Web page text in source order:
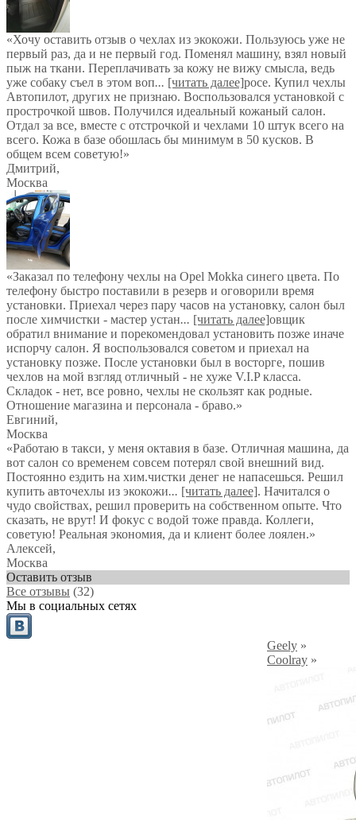
«Хочу оставить отзыв о чехлах из экокожи. Пользуюсь уже не
первый раз, да и не первый год. Поменял машину, взял новый
пыж на ткани. Переплачивать за кожу не вижу смысла, ведь
уже собаку съел в этом воп... [читать далее]росе. Купил чехлы
Автопилот, других не признаю. Воспользовался установкой с
прострочкой швов. Получился идеальный кожаный салон.
Отдал за все, вместе с отстрочкой и чехлами 10 штук всего на
всего. Кожа в базе обошлась бы минимум в 50 кусков. В
общем всем советую!»
Дмитрий,
Москва
«Заказал по телефону чехлы на Opel Mokka синего цвета. По
телефону быстро поставили в резерв и оговорили время
установки. Приехал через пару часов на установку, салон был
после химчистки - мастер устан... [читать далее]овщик
обратил внимание и порекомендовал установить позже иначе
испорчу салон. Я воспользовался советом и приехал на
установку позже. После установки был в восторге, пошив
чехлов на мой взгляд отличный - не хуже V.I.P класса.
Складок - нет, все ровно, чехлы не скользят как родные.
Отношение магазина и персонала - браво.»
Евгиний,
Москва
«Работаю в такси, у меня октавия в базе. Отличная машина, да
вот салон со временем совсем потерял свой внешний вид.
Постоянно ездить на хим.чистки денег не напасешься. Решил
купить авточехлы из экокожи... [читать далее]. Начитался о
чудо свойствах, решил проверить на собственном опыте. Что
сказать, не врут! И фокус с водой тоже правда. Коллеги,
советую! Реальная экономия, да и клиент более лоялен.»
Алексей,
Москва
Оставить отзыв
Все отзывы (32)
Мы в социальных сетях
Geely »
Coolray »